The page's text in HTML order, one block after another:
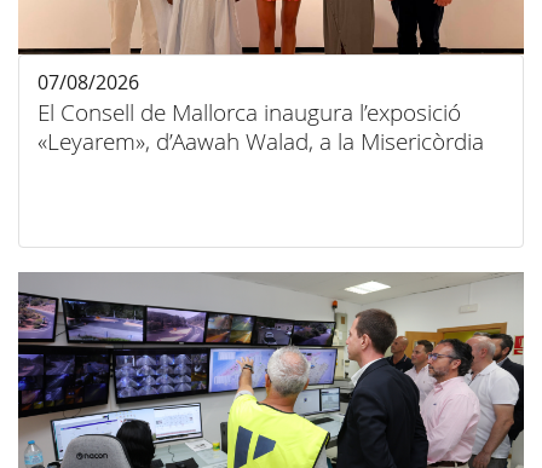
El Consell de Mallorca inaugura l’exposició
«Leyarem», d’Aawah Walad, a la Misericòrdia
07/08/2026